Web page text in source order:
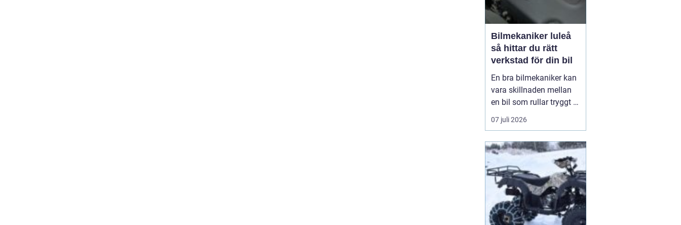
Bilmekaniker luleå
så hittar du rätt
verkstad för din bil
En bra bilmekaniker kan
vara skillnaden mellan
en bil som rullar tryggt i
många år och
återkommande problem
I Luleå finns många
verkstäder att välja på,
men hur vet du
egentligen vem som gör
ett bra jobb, håller vad
de lova...
07 juli 2026